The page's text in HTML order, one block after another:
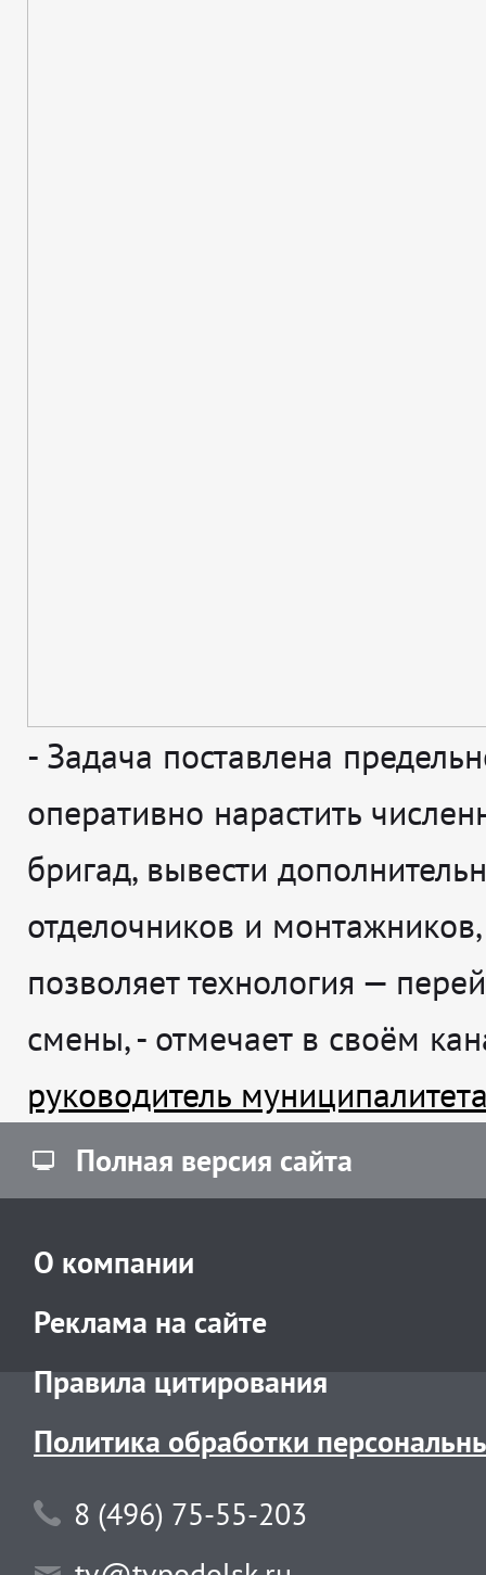
- Задача поставлена
оперативно нарастить
бригад, вывести
отделочников и
позволяет технология —
смены, - отмечает в своём
руководитель
Полная версия сайта
О компании
Реклама на сайте
Правила цитирования
Политика обработки
8 (496) 75-55-203